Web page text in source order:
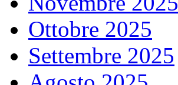
Ottobre 2025
Settembre 2025